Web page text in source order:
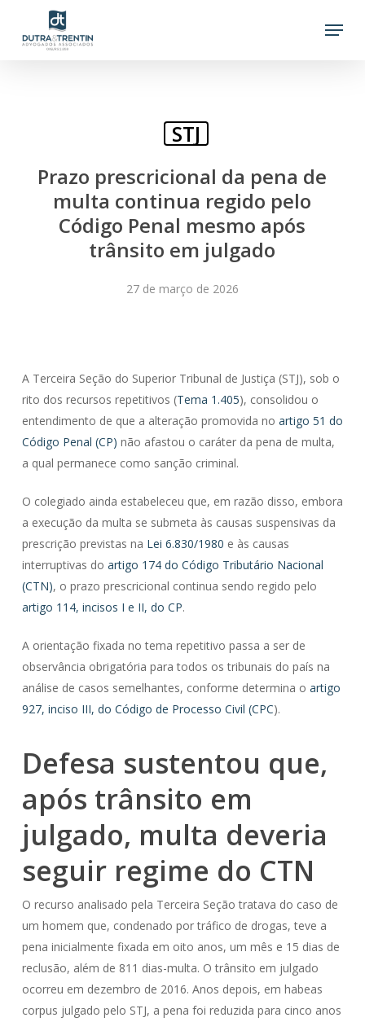
Menu
STJ
Prazo prescricional da pena de
multa continua regido pelo
Código Penal mesmo após
trânsito em julgado
27 de março de 2026
A Terceira Seção do Superior Tribunal de Justiça (STJ), sob o
rito dos recursos repetitivos (Tema 1.405), consolidou o
entendimento de que a alteração promovida no artigo 51 do
Código Penal (CP) não afastou o caráter da pena de multa,
a qual permanece como sanção criminal.
O colegiado ainda estabeleceu que, em razão disso, embora
a execução da multa se submeta às causas suspensivas da
prescrição previstas na Lei 6.830/1980 e às causas
interruptivas do artigo 174 do Código Tributário Nacional
(CTN), o prazo prescricional continua sendo regido pelo
artigo 114, incisos I e II, do CP.
A orientação fixada no tema repetitivo passa a ser de
observância obrigatória para todos os tribunais do país na
análise de casos semelhantes, conforme determina o artigo
927, inciso III, do Código de Processo Civil (CPC).
Defesa sustentou que,
após trânsito em
julgado, multa deveria
seguir regime do CTN
O recurso analisado pela Terceira Seção tratava do caso de
um homem que, condenado por tráfico de drogas, teve a
pena inicialmente fixada em oito anos, um mês e 15 dias de
reclusão, além de 811 dias-multa. O trânsito em julgado
ocorreu em dezembro de 2016. Anos depois, em habeas
corpus julgado pelo STJ, a pena foi reduzida para cinco anos